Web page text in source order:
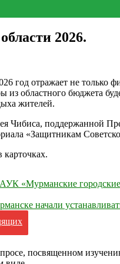
2026.
год отражает не только
из областного бюджета
жителей.
Чибиса, поддержанной
«Защитникам
карточках.
«Мурманские городские
начали
посвященном